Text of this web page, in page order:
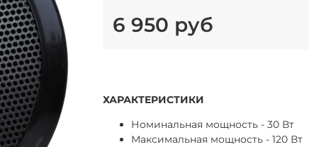
6 950 руб
ХАРАКТЕРИСТИКИ
Номинальная мощность - 30 Вт
Максимальная мощность - 120 Вт